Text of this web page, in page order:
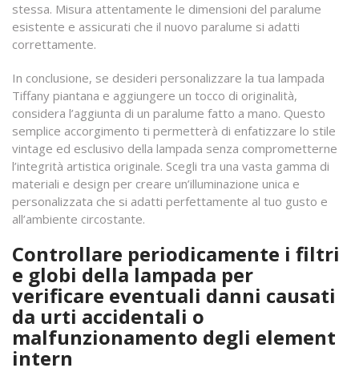
stessa. Misura attentamente le dimensioni del paralume
esistente e assicurati che il nuovo paralume si adatti
correttamente.
In conclusione, se desideri personalizzare la tua lampada
Tiffany piantana e aggiungere un tocco di originalità,
considera l’aggiunta di un paralume fatto a mano. Questo
semplice accorgimento ti permetterà di enfatizzare lo stile
vintage ed esclusivo della lampada senza comprometterne
l’integrità artistica originale. Scegli tra una vasta gamma di
materiali e design per creare un’illuminazione unica e
personalizzata che si adatti perfettamente al tuo gusto e
all’ambiente circostante.
Controllare periodicamente i filtri
e globi della lampada per
verificare eventuali danni causati
da urti accidentali o
malfunzionamento degli element
intern